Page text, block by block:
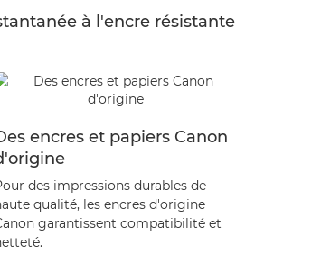
à l'encre résistante
encres et papiers Canon
des impressions durables de
qualité, les encres d'origine
garantissent compatibilité et